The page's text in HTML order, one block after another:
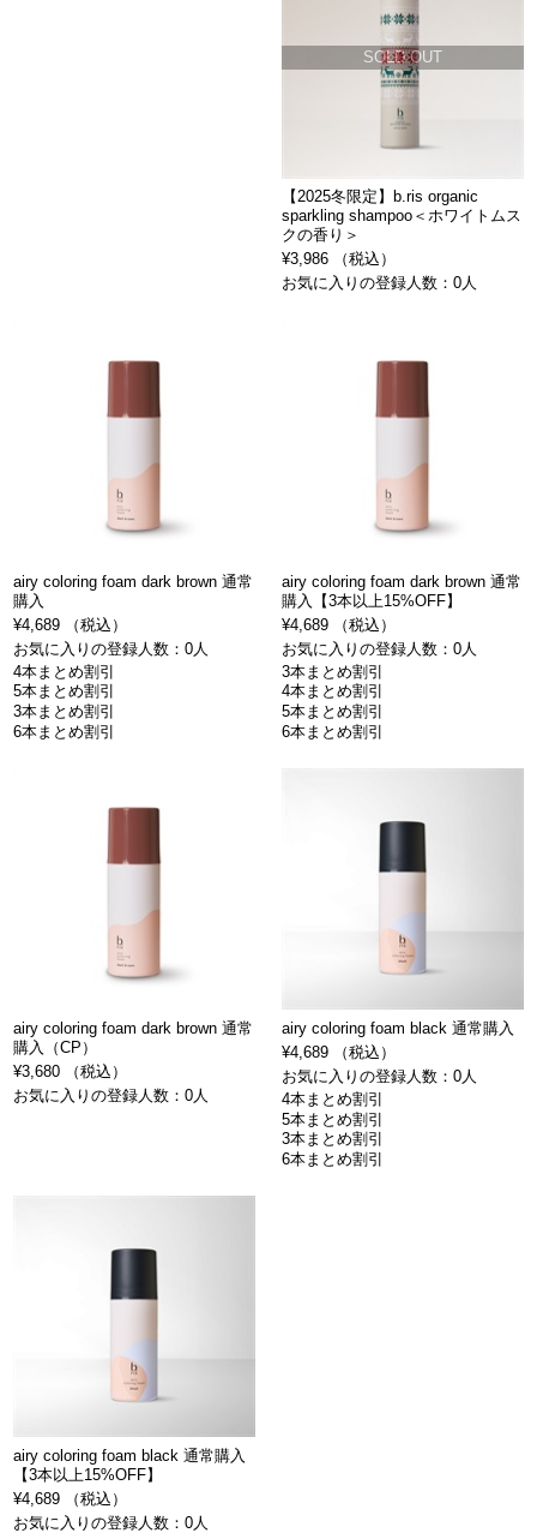
SOLD OUT
【2025冬限定】b.ris organic
sparkling shampoo＜ホワイトムス
クの香り＞
¥3,986 （税込）
お気に入りの登録人数：0人
airy coloring foam dark brown 通常
購入
¥4,689 （税込）
お気に入りの登録人数：0人
4本まとめ割引
5本まとめ割引
3本まとめ割引
6本まとめ割引
airy coloring foam dark brown 通常
購入【3本以上15%OFF】
¥4,689 （税込）
お気に入りの登録人数：0人
3本まとめ割引
4本まとめ割引
5本まとめ割引
6本まとめ割引
airy coloring foam dark brown 通常
購入（CP）
¥3,680 （税込）
お気に入りの登録人数：0人
airy coloring foam black 通常購入
¥4,689 （税込）
お気に入りの登録人数：0人
4本まとめ割引
5本まとめ割引
3本まとめ割引
6本まとめ割引
airy coloring foam black 通常購入
【3本以上15%OFF】
¥4,689 （税込）
お気に入りの登録人数：0人